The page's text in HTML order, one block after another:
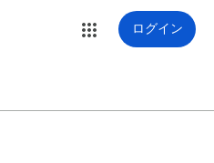
ログイン